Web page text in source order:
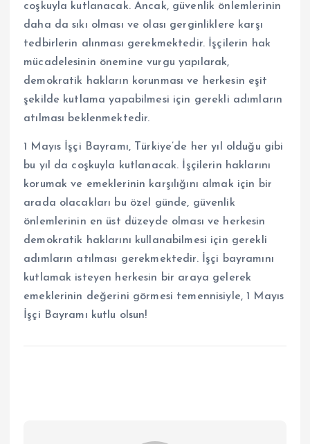
coşkuyla kutlanacak. Ancak, güvenlik önlemlerinin
daha da sıkı olması ve olası gerginliklere karşı
tedbirlerin alınması gerekmektedir. İşçilerin hak
mücadelesinin önemine vurgu yapılarak,
demokratik hakların korunması ve herkesin eşit
şekilde kutlama yapabilmesi için gerekli adımların
atılması beklenmektedir.
1 Mayıs İşçi Bayramı, Türkiye’de her yıl olduğu gibi
bu yıl da coşkuyla kutlanacak. İşçilerin haklarını
korumak ve emeklerinin karşılığını almak için bir
arada olacakları bu özel günde, güvenlik
önlemlerinin en üst düzeyde olması ve herkesin
demokratik haklarını kullanabilmesi için gerekli
adımların atılması gerekmektedir. İşçi bayramını
kutlamak isteyen herkesin bir araya gelerek
emeklerinin değerini görmesi temennisiyle, 1 Mayıs
İşçi Bayramı kutlu olsun!